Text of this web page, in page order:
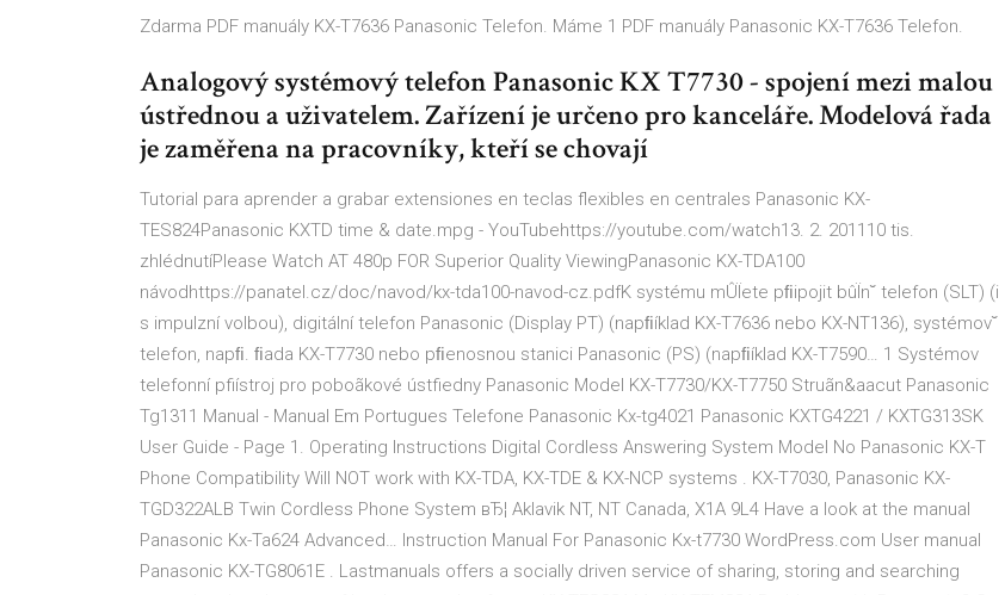
Zdarma PDF manuály KX-T7636 Panasonic Telefon. Máme 1 PDF manuály Panasonic KX-T7636 Telefon.
Analogový systémový telefon Panasonic KX T7730 - spojení mezi malou
ústřednou a uživatelem. Zařízení je určeno pro kanceláře. Modelová řada
je zaměřena na pracovníky, kteří se chovají
Tutorial para aprender a grabar extensiones en teclas flexibles en centrales Panasonic KX-
TES824Panasonic KXTD time & date.mpg - YouTubehttps://youtube.com/watch13. 2. 201110 tis.
zhlédnutíPlease Watch AT 480p FOR Superior Quality ViewingPanasonic KX-TDA100
návodhttps://panatel.cz/doc/navod/kx-tda100-navod-cz.pdfK systému mÛÏete pﬁipojit bûÏn˘ telefon (SLT) (i
s impulzní volbou), digitální telefon Panasonic (Display PT) (napﬁíklad KX-T7636 nebo KX-NT136), systémov˘
telefon, napﬁ. ﬁada KX-T7730 nebo pﬁenosnou stanici Panasonic (PS) (napﬁíklad KX-T7590… 1 Systémov
telefonní pfiístroj pro poboãkové ústfiedny Panasonic Model KX-T7730/KX-T7750 Struãn&aacut Panasonic
Tg1311 Manual - Manual Em Portugues Telefone Panasonic Kx-tg4021 Panasonic KXTG4221 / KXTG313SK
User Guide - Page 1. Operating Instructions Digital Cordless Answering System Model No Panasonic KX-T
Phone Compatibility Will NOT work with KX-TDA, KX-TDE & KX-NCP systems . KX-T7030, Panasonic KX-
TGD322ALB Twin Cordless Phone System вЂ¦ Aklavik NT, NT Canada, X1A 9L4 Have a look at the manual
Panasonic Kx-Ta624 Advanced… Instruction Manual For Panasonic Kx-t7730 WordPress.com User manual
Panasonic KX-TG8061E . Lastmanuals offers a socially driven service of sharing, storing and searching